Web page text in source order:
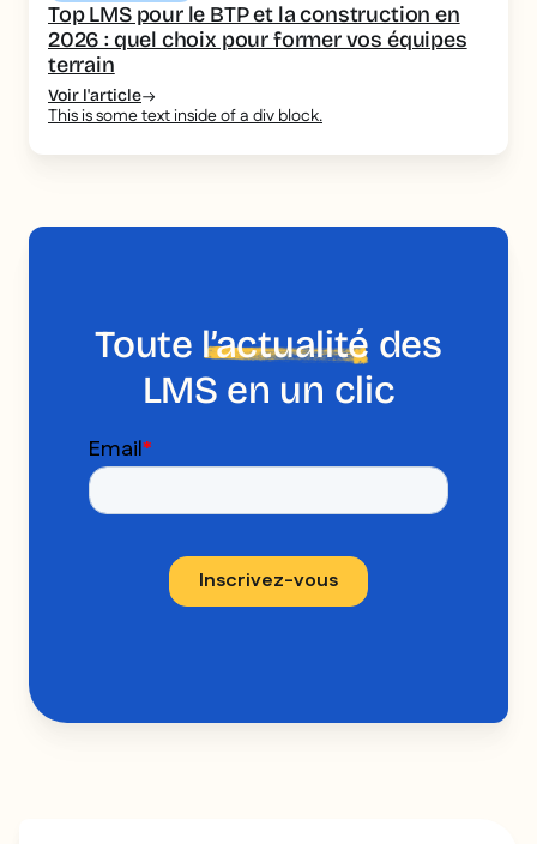
Top LMS pour le BTP et la construction en
2026 : quel choix pour former vos équipes
terrain
Voir l'article
This is some text inside of a div block.
Toute l’actualité des
LMS en un clic